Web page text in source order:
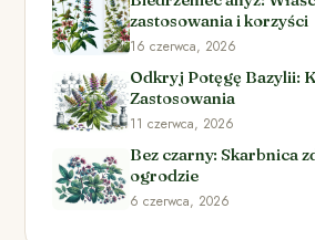
zastosowania i korzyści
16 czerwca, 2026
Odkryj Potęgę Bazylii:
Zastosowania
11 czerwca, 2026
Bez czarny: Skarbnica
ogrodzie
6 czerwca, 2026